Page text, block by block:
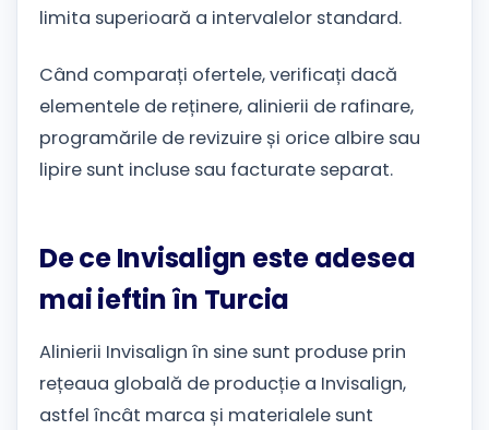
limita superioară a intervalelor standard.
Când comparați ofertele, verificați dacă
elementele de reținere, alinierii de rafinare,
programările de revizuire și orice albire sau
lipire sunt incluse sau facturate separat.
De ce Invisalign este adesea
mai ieftin în Turcia
Alinierii Invisalign în sine sunt produse prin
rețeaua globală de producție a Invisalign,
astfel încât marca și materialele sunt